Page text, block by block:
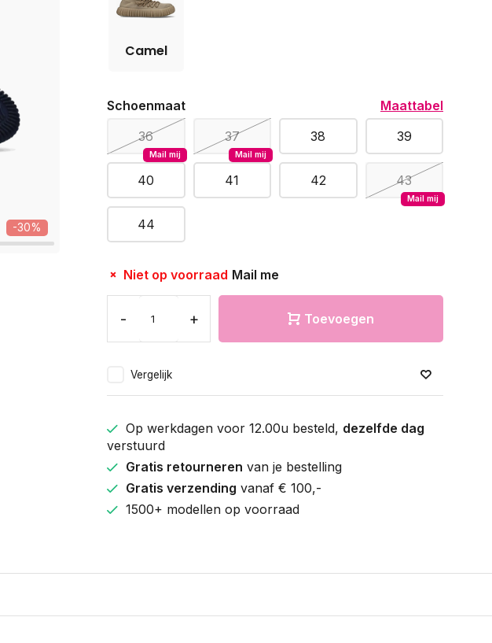
-30%
Camel
Schoenmaat Maattabel
Mail mij
36
Mail mij
37 38 39
40 41 42
Mail mij
43
44
Niet op voorraad Mail me
- + Toevoegen
Vergelijk
Op werkdagen voor 12.00u besteld, dezelfde dag
verstuurd
Gratis retourneren van je bestelling
Gratis verzending vanaf € 100,-
1500+ modellen op voorraad